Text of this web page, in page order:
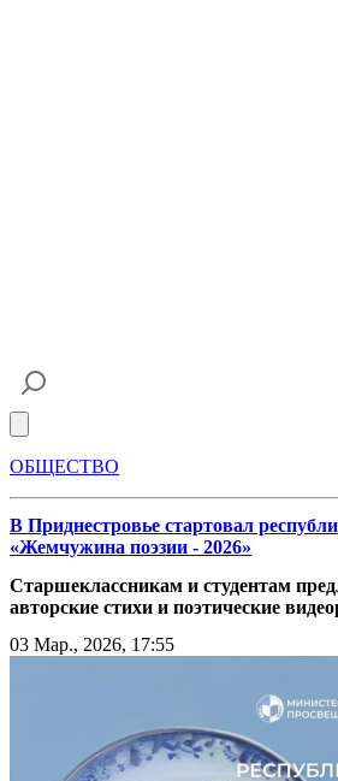
ОБЩЕСТВО
В Приднестровье стартовал
«Жемчужина поэзии - 2026»
Старшеклассникам и студентам
авторские стихи и поэтические
03 Мар., 2026, 17:55